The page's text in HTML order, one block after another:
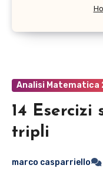
Analisi Matematica
14
tripli
marco casparriello